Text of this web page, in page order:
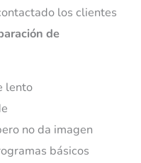
los clientes
de
lento
no da imagen
básicos